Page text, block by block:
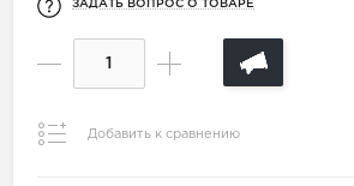
ЗАДАТЬ ВОПРОС О ТОВАРЕ
Добавить к сравнению